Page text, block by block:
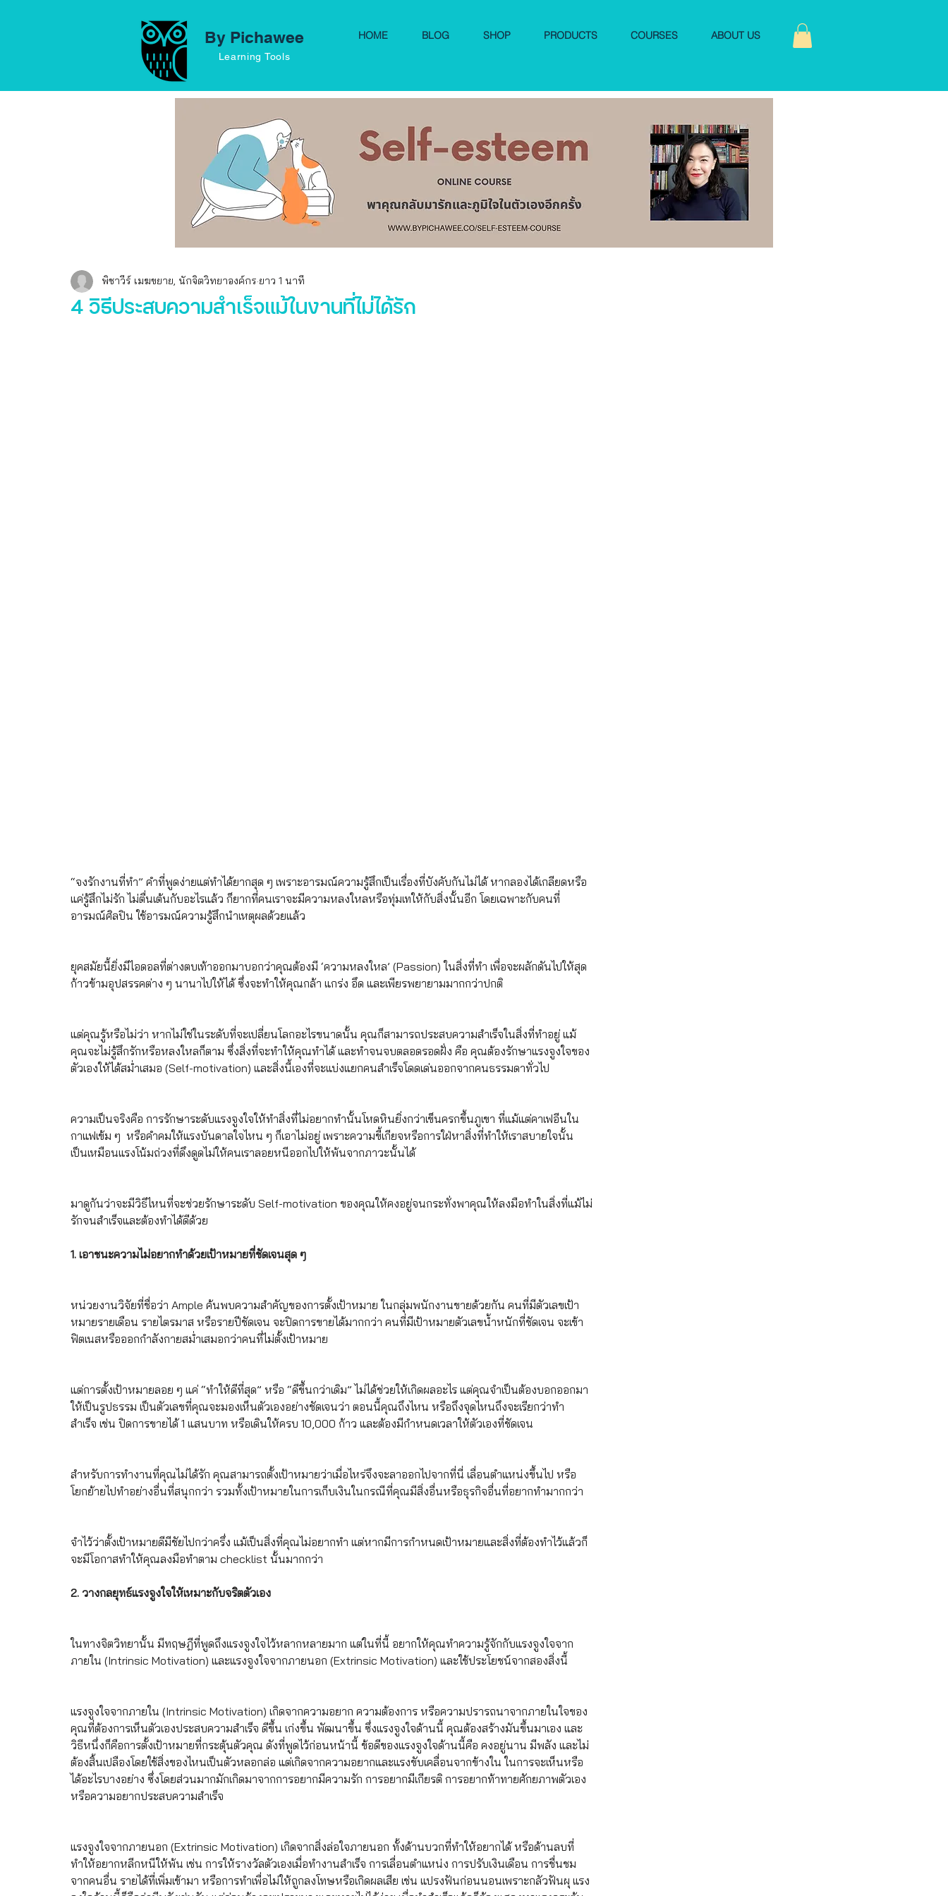
By Pichawee
Learning Tools
HOME BLOG SHOP PRODUCTS COURSES ABOUT US
4 วิธีประสบความสำเร็จแม้ในงานที่ไม่ได้รัก
พิชาวีร์ เมฆขยาย, นักจิตวิทยาองค์กร ยาว 1 นาที
“จงรักงานที่ทำ” คำที่พูดง่ายแต่ทำได้ยากสุด ๆ เพราะอารมณ์ความรู้สึกเป็นเรื่องที่บังคับกันไม่ได้ หากลองได้เกลียดหรือ
แค่รู้สึกไม่รัก ไม่ตื่นเต้นกับอะไรแล้ว ก็ยากที่คนเราจะมีความหลงใหลหรือทุ่มเทให้กับสิ่งนั้นอีก โดยเฉพาะกับคนที่
อารมณ์ศิลปิน ใช้อารมณ์ความรู้สึกนำเหตุผลด้วยแล้ว
ยุคสมัยนี้ยิ่งมีไอดอลที่ต่างตบเท้าออกมาบอกว่าคุณต้องมี ‘ความหลงใหล’ (Passion) ในสิ่งที่ทำ เพื่อจะผลักดันไปให้สุด
ก้าวข้ามอุปสรรคต่าง ๆ นานาไปให้ได้ ซึ่งจะทำให้คุณกล้า แกร่ง อึด และเพียรพยายามมากกว่าปกติ
แต่คุณรู้หรือไม่ว่า หากไม่ใช่ในระดับที่จะเปลี่ยนโลกอะไรขนาดนั้น คุณก็สามารถประสบความสำเร็จในสิ่งที่ทำอยู่ แม้
คุณจะไม่รู้สึกรักหรือหลงใหลก็ตาม ซึ่งสิ่งที่จะทำให้คุณทำได้ และทำจนจบตลอดรอดฝั่ง คือ คุณต้องรักษาแรงจูงใจของ
ตัวเองให้ได้สม่ำเสมอ (Self-motivation) และสิ่งนี้เองที่จะแบ่งแยกคนสำเร็จโดดเด่นออกจากคนธรรมดาทั่วไป
ความเป็นจริงคือ การรักษาระดับแรงจูงใจให้ทำสิ่งที่ไม่อยากทำนั้นโหดหินยิ่งกว่าเข็นครกขึ้นภูเขา ที่แม้แต่คาเฟอีนใน
กาแฟเข้ม ๆ  หรือคำคมให้แรงบันดาลใจไหน ๆ ก็เอาไม่อยู่ เพราะความขี้เกียจหรือการใฝ่หาสิ่งที่ทำให้เราสบายใจนั้น
เป็นเหมือนแรงโน้มถ่วงที่ดึงดูดไม่ให้คนเราลอยหนีออกไปให้พ้นจากภาวะนั้นได้
มาดูกันว่าจะมีวิธีไหนที่จะช่วยรักษาระดับ Self-motivation ของคุณให้คงอยู่จนกระทั่งพาคุณให้ลงมือทำในสิ่งที่แม้ไม่
รักจนสำเร็จและต้องทำได้ดีด้วย
1. เอาชนะความไม่อยากทำด้วยเป้าหมายที่ชัดเจนสุด ๆ
หน่วยงานวิจัยที่ชื่อว่า Ample ค้นพบความสำคัญของการตั้งเป้าหมาย ในกลุ่มพนักงานขายด้วยกัน คนที่มีตัวเลขเป้า
หมายรายเดือน รายไตรมาส หรือรายปีชัดเจน จะปิดการขายได้มากกว่า คนที่มีเป้าหมายตัวเลขน้ำหนักที่ชัดเจน จะเข้า
ฟิตเนสหรือออกกำลังกายสม่ำเสมอกว่าคนที่ไม่ตั้งเป้าหมาย
แต่การตั้งเป้าหมายลอย ๆ แค่ “ทำให้ดีที่สุด” หรือ “ดีขึ้นกว่าเดิม” ไม่ได้ช่วยให้เกิดผลอะไร แต่คุณจำเป็นต้องบอกออกมา
ให้เป็นรูปธรรม เป็นตัวเลขที่คุณจะมองเห็นตัวเองอย่างชัดเจนว่า ตอนนี้คุณถึงไหน หรือถึงจุดไหนถึงจะเรียกว่าทำ
สำเร็จ เช่น ปิดการขายได้ 1 แสนบาท หรือเดินให้ครบ 10,000 ก้าว และต้องมีกำหนดเวลาให้ตัวเองที่ชัดเจน
สำหรับการทำงานที่คุณไม่ได้รัก คุณสามารถตั้งเป้าหมายว่าเมื่อไหร่จึงจะลาออกไปจากที่นี่ เลื่อนตำแหน่งขึ้นไป หรือ
โยกย้ายไปทำอย่างอื่นที่สนุกกว่า รวมทั้งเป้าหมายในการเก็บเงินในกรณีที่คุณมีสิ่งอื่นหรือธุรกิจอื่นที่อยากทำมากกว่า
จำไว้ว่าตั้งเป้าหมายดีมีชัยไปกว่าครึ่ง แม้เป็นสิ่งที่คุณไม่อยากทำ แต่หากมีการกำหนดเป้าหมายและสิ่งที่ต้องทำไว้แล้วก็
จะมีโอกาสทำให้คุณลงมือทำตาม checklist นั้นมากกว่า
2. วางกลยุทธ์แรงจูงใจให้เหมาะกับจริตตัวเอง
ในทางจิตวิทยานั้น มีทฤษฎีที่พูดถึงแรงจูงใจไว้หลากหลายมาก แต่ในที่นี้ อยากให้คุณทำความรู้จักกับแรงจูงใจจาก
ภายใน (Intrinsic Motivation) และแรงจูงใจจากภายนอก (Extrinsic Motivation) และใช้ประโยชน์จากสองสิ่งนี้
แรงจูงใจจากภายใน (Intrinsic Motivation) เกิดจากความอยาก ความต้องการ หรือความปรารถนาจากภายในใจของ
คุณที่ต้องการเห็นตัวเองประสบความสำเร็จ ดีขึ้น เก่งขึ้น พัฒนาขึ้น ซึ่งแรงจูงใจด้านนี้ คุณต้องสร้างมันขึ้นมาเอง และ
วิธีหนึ่งก็คือการตั้งเป้าหมายที่กระตุ้นตัวคุณ ดังที่พูดไว้ก่อนหน้านี้ ข้อดีของแรงจูงใจด้านนี้คือ คงอยู่นาน มีพลัง และไม่
ต้องสิ้นเปลืองโดยใช้สิ่งของไหนเป็นตัวหลอกล่อ แต่เกิดจากความอยากและแรงขับเคลื่อนจากข้างใน ในการจะเห็นหรือ
ได้อะไรบางอย่าง ซึ่งโดยส่วนมากมักเกิดมาจากการอยากมีความรัก การอยากมีเกียรติ การอยากท้าทายศักยภาพตัวเอง
หรือความอยากประสบความสำเร็จ
แรงจูงใจจากภายนอก (Extrinsic Motivation) เกิดจากสิ่งล่อใจภายนอก ทั้งด้านบวกที่ทำให้อยากได้ หรือด้านลบที่
ทำให้อยากหลีกหนีให้พ้น เช่น การให้รางวัลตัวเองเมื่อทำงานสำเร็จ การเลื่อนตำแหน่ง การปรับเงินเดือน การชื่นชม
จากคนอื่น รายได้ที่เพิ่มเข้ามา หรือการทำเพื่อไม่ให้ถูกลงโทษหรือเกิดผลเสีย เช่น แปรงฟันก่อนนอนเพราะกลัวฟันผุ แรง